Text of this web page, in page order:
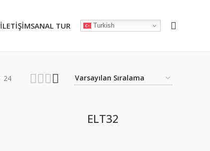
İLETIŞIMSANAL TUR Turkish
24
ELT32